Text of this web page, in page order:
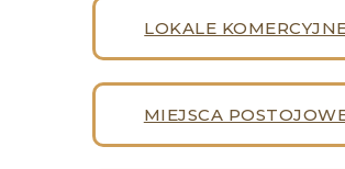
LOKALE
MIEJSCA